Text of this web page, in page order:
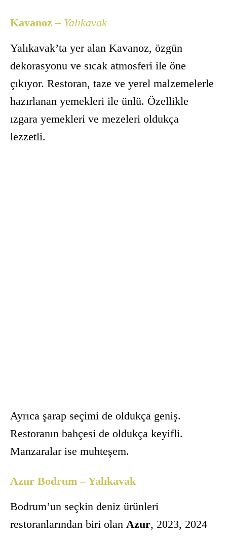
Kavanoz– Yalıkavak
Yalıkavak’ta yer alan Kavanoz, özgün
dekorasyonu ve sıcak atmosferi ile öne
çıkıyor. Restoran, taze ve yerel malzemelerle
hazırlanan yemekleri ile ünlü. Özellikle
ızgara yemekleri ve mezeleri oldukça
lezzetli.
Ayrıca şarap seçimi de oldukça geniş.
Restoranın bahçesi de oldukça keyifli.
Manzaralar ise muhteşem.
Azur Bodrum – Yalıkavak
Bodrum’un seçkin deniz ürünleri
restoranlarından biri olan Azur, 2023, 2024